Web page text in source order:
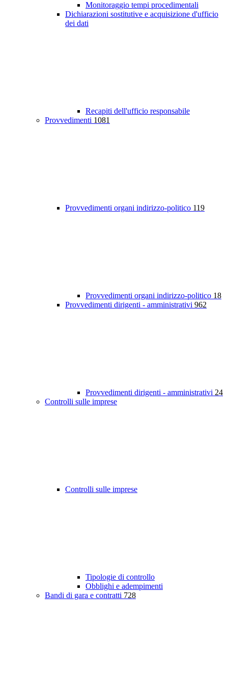
Monitoraggio tempi procedimentali
Dichiarazioni sostitutive e acquisizione d'ufficio
dei dati
Recapiti dell'ufficio responsabile
Provvedimenti 1081
Provvedimenti organi indirizzo-politico 119
Provvedimenti organi indirizzo-politico 18
Provvedimenti dirigenti - amministrativi 962
Provvedimenti dirigenti - amministrativi 24
Controlli sulle imprese
Controlli sulle imprese
Tipologie di controllo
Obblighi e adempimenti
Bandi di gara e contratti 728